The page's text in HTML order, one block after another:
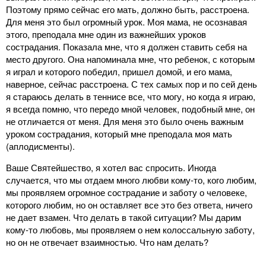
Поэтому прямо сейчас его мать, должно быть, расстроена.
Для меня это был огромный урок. Моя мама, не осознавая
этого, преподала мне один из важнейших уроков
сострадания. Показала мне, что я должен ставить себя на
место другого. Она напоминала мне, что ребенок, с которым
я играл и которого победил, пришел домой, и его мама,
наверное, сейчас расстроена. С тех самых пор и по сей день
я стараюсь делать в теннисе все, что могу, но когда я играю,
я всегда помню, что передо мной человек, подобный мне, он
не отличается от меня. Для меня это было очень важным
уроком сострадания, который мне преподала моя мать
(аплодисменты).
Ваше Святейшество, я хотел вас спросить. Иногда
случается, что мы отдаем много любви кому-то, кого любим,
мы проявляем огромное сострадание и заботу о человеке,
которого любим, но он оставляет все это без ответа, ничего
не дает взамен. Что делать в такой ситуации? Мы дарим
кому-то любовь, мы проявляем о нем колоссальную заботу,
но он не отвечает взаимностью. Что нам делать?